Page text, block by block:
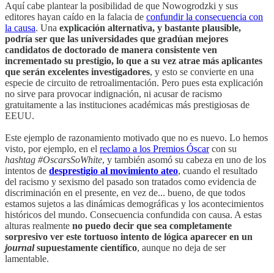
Aquí cabe plantear la posibilidad de que Nowogrodzki y sus
editores hayan caído en la falacia de confundir la consecuencia con
la causa. Una explicación alternativa, y bastante plausible,
podría ser que las universidades que gradúan mejores
candidatos de doctorado de manera consistente ven
incrementado su prestigio, lo que a su vez atrae más aplicantes
que serán excelentes investigadores, y esto se convierte en una
especie de circuito de retroalimentación. Pero pues esta explicación
no sirve para provocar indignación, ni acusar de racismo
gratuitamente a las instituciones académicas más prestigiosas de
EEUU.
Este ejemplo de razonamiento motivado que no es nuevo. Lo hemos
visto, por ejemplo, en el reclamo a los Premios Óscarcon su
hashtag #OscarsSoWhite, y también asomó su cabeza en uno de los
intentos de desprestigio al movimiento ateo, cuando el resultado
del racismo y sexismo del pasado son tratados como evidencia de
discriminación en el presente, en vez de... bueno, de que todos
estamos sujetos a las dinámicas demográficas y los acontecimientos
históricos del mundo. Consecuencia confundida con causa. A estas
alturas realmente no puedo decir que sea completamente
sorpresivo ver este tortuoso intento de lógica aparecer en un
journalsupuestamente científico, aunque no deja de ser
lamentable.